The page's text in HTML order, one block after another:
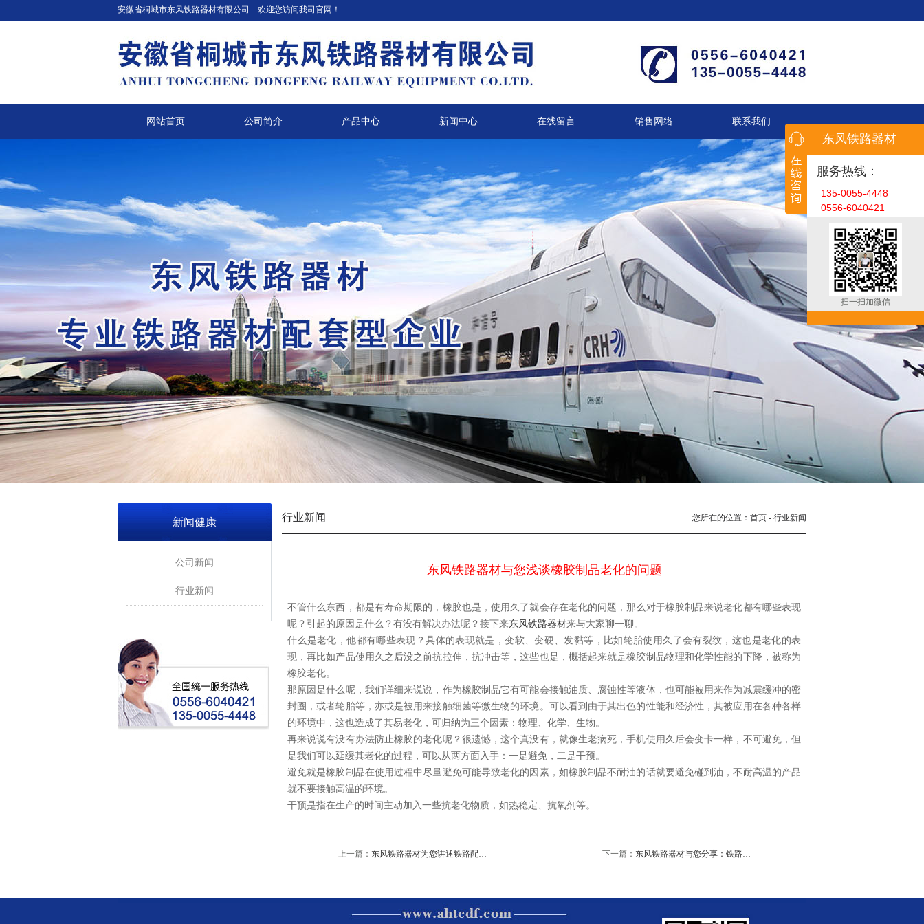
安徽省桐城市东风铁路器材有限公司 欢迎您访问我司官网！
网站首页 公司简介 产品中心 新闻中心 在线留言 销售网络 联系我们
新闻健康
公司新闻
行业新闻
行业新闻 您所在的位置：首页 - 行业新闻
东风铁路器材与您浅谈橡胶制品老化的问题
不管什么东西，都是有寿命期限的，橡胶也是，使用久了就会存在老化的问题，那么对于橡胶制品来说老化都有哪些表现
呢？引起的原因是什么？有没有解决办法呢？接下来东风铁路器材来与大家聊一聊。
什么是老化，他都有哪些表现？具体的表现就是，变软、变硬、发黏等，比如轮胎使用久了会有裂纹，这也是老化的表
现，再比如产品使用久之后没之前抗拉伸，抗冲击等，这些也是，概括起来就是橡胶制品物理和化学性能的下降，被称为
橡胶老化。
那原因是什么呢，我们详细来说说，作为橡胶制品它有可能会接触油质、腐蚀性等液体，也可能被用来作为减震缓冲的密
封圈，或者轮胎等，亦或是被用来接触细菌等微生物的环境。可以看到由于其出色的性能和经济性，其被应用在各种各样
的环境中，这也造成了其易老化，可归纳为三个因素：物理、化学、生物。
再来说说有没有办法防止橡胶的老化呢？很遗憾，这个真没有，就像生老病死，手机使用久后会变卡一样，不可避免，但
是我们可以延缓其老化的过程，可以从两方面入手：一是避免，二是干预。
避免就是橡胶制品在使用过程中尽量避免可能导致老化的因素，如橡胶制品不耐油的话就要避免碰到油，不耐高温的产品
就不要接触高温的环境。
干预是指在生产的时间主动加入一些抗老化物质，如热稳定、抗氧剂等。
上一篇： 东风铁路器材为您讲述铁路配… 下一篇： 东风铁路器材与您分享：铁路…
东风铁路器材
服务热线：
135-0055-4448
0556-6040421
扫一扫加微信